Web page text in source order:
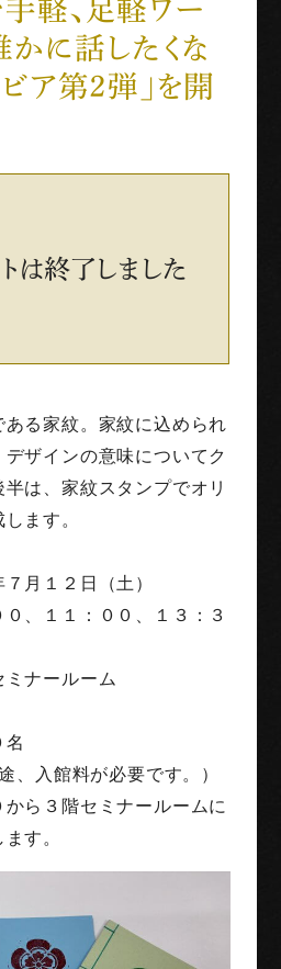
手軽、足軽ワー
かに話したくな
ア第２弾」を開
は終了しました
る家紋。家紋に込められ
ザインの意味についてク
は、家紋スタンプでオリ
ます。
月１２日（土）
１：００、１３：３
ールーム
入館料が必要です。）
３階セミナールームに
す。